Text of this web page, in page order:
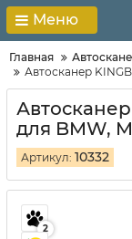
Меню
Главная
Автосканер
Автосканер
для BMW,
Артикул: 10332
2